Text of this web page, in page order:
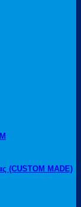
(CUSTOM MADE)